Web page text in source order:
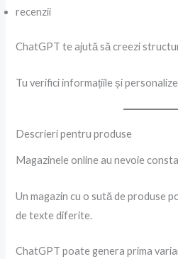
recenzii
ChatGPT te ajută să creezi
Tu verifici informațiile și
Descrieri pentru produse
Magazinele online au nevoie
Un magazin cu o sută de produse
de texte diferite.
ChatGPT poate genera prima